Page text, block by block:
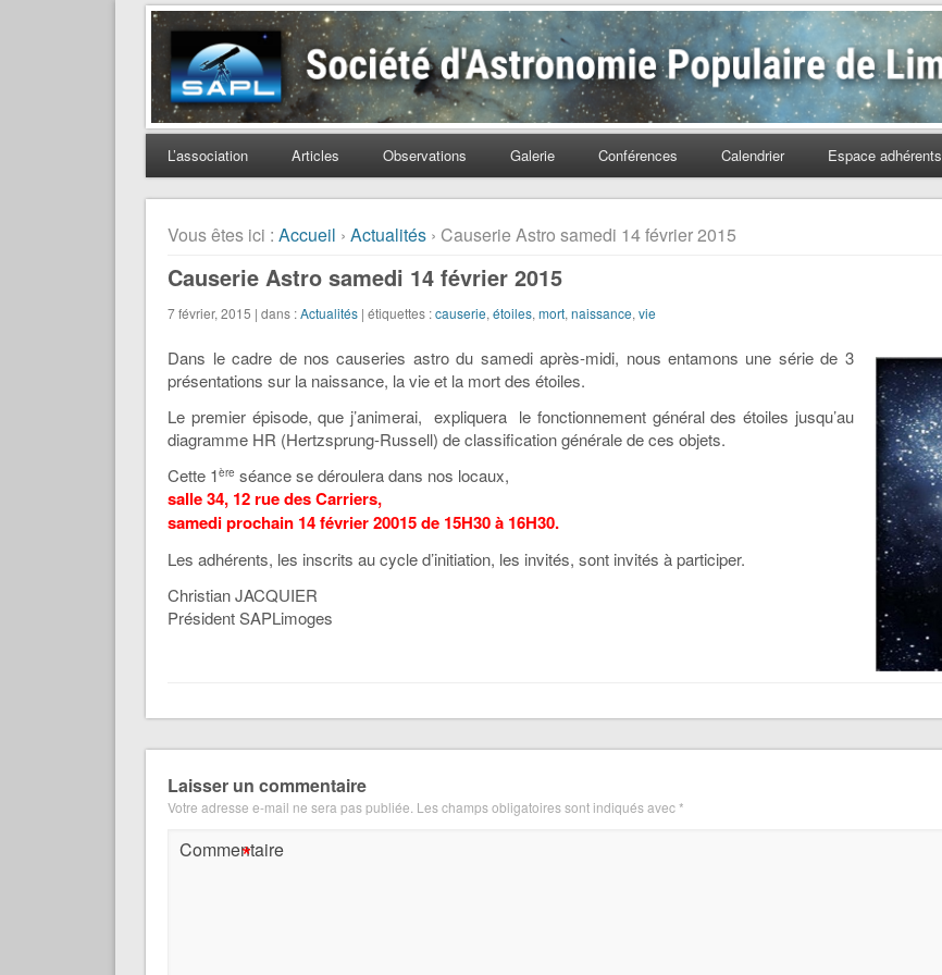
Société d'Astronomie Populaire de Limoges
L’association Articles Observations Galerie Conférences Calendrier Espace adhérents
Vous êtes ici : Accueil ›Actualités › Causerie Astro samedi 14 février 2015
Causerie Astro samedi 14 février 2015
7 février, 2015 | dans :Actualités | étiquettes :causerie,étoiles,mort,naissance,vie
Dans le cadre de nos causeries astro du samedi après-midi, nous entamons une série de 3
présentations sur la naissance, la vie et la mort des étoiles.
Le premier épisode, que j’animerai, expliquera le fonctionnement général des étoiles jusqu’au
diagramme HR (Hertzsprung-Russell) de classification générale de ces objets.
Cette 1ère séance se déroulera dans nos locaux,
salle 34, 12 rue des Carriers,
samedi prochain 14 février 20015 de 15H30 à 16H30.
Les adhérents, les inscrits au cycle d’initiation, les invités, sont invités à participer.
Christian JACQUIER
Président SAPLimoges
Laisser un commentaire
Votre adresse e-mail ne sera pas publiée. Les champs obligatoires sont indiqués avec*
Commentaire
*